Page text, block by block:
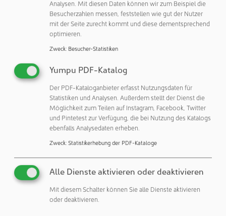
Firmenphilosophie
besteht darin, ein differenzierter Marktführer für das
Kontaminations-Monitoring zu sein, indem es das
Leistungsvermögen in der Reinraum-Herstellung durch
Anwendung technologisch überlegener Lösungen,
Qualitätsansprüche und Dienstleistungen, verbessert.
Particle Measuring Systems Germany GmbH
Im Tiefen See 45
64293 Darmstadt
Deutschland
Analysen. Mit diesen Daten können wir zum Beispiel die
Besucherzahlen messen, feststellen wie gut der Nutzer
mit der Seite zurecht kommt und diese dementsprechend
optimieren.
Zweck: Besucher-Statistiken
Yumpu PDF-Katalog
Der PDF-Kataloganbieter erfasst Nutzungsdaten für
Statistiken und Analysen. Außerdem stellt der Dienst die
Möglichkeit zum Teilen auf Instagram, Facebook, Twitter
und Pintetest zur Verfügung, die bei Nutzung des Katalogs
ebenfalls Analysedaten erheben.
Zweck: Statistikerhebung der PDF-Kataloge
Alle Dienste aktivieren oder deaktivieren
Mit diesem Schalter können Sie alle Dienste aktivieren
oder deaktivieren.